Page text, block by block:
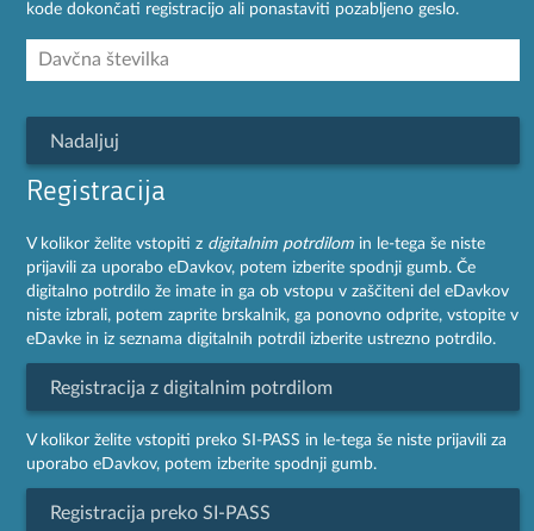
kode dokončati registracijo ali ponastaviti pozabljeno geslo.
Nadaljuj
Registracija
V kolikor želite vstopiti z digitalnim potrdilom in le-tega še niste
prijavili za uporabo eDavkov, potem izberite spodnji gumb. Če
digitalno potrdilo že imate in ga ob vstopu v zaščiteni del eDavkov
niste izbrali, potem zaprite brskalnik, ga ponovno odprite, vstopite v
eDavke in iz seznama digitalnih potrdil izberite ustrezno potrdilo.
Registracija z digitalnim potrdilom
V kolikor želite vstopiti preko SI-PASS in le-tega še niste prijavili za
uporabo eDavkov, potem izberite spodnji gumb.
Registracija preko SI-PASS